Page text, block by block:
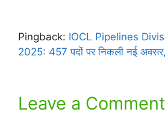
Pingback: IOCL Pipelines
2025: 457 पदों पर निकली नई अवसर,
Leave a Comment